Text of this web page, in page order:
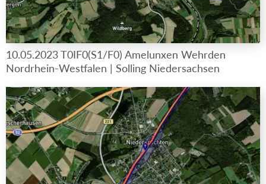
10.05.2023 T0IF0(S1/F0) Amelunxen Wehrden
Nordrhein-Westfalen | Solling Niedersachsen